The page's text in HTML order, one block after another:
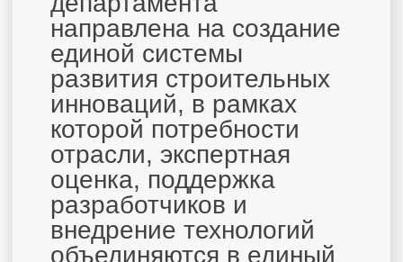
Строительный
акселератор
обеспечивает поддержку
перспективных проектов,
помогает стартапам
развивать свои
технологии, находить
отраслевых партнеров и
реализовывать пилотные
внедрения.